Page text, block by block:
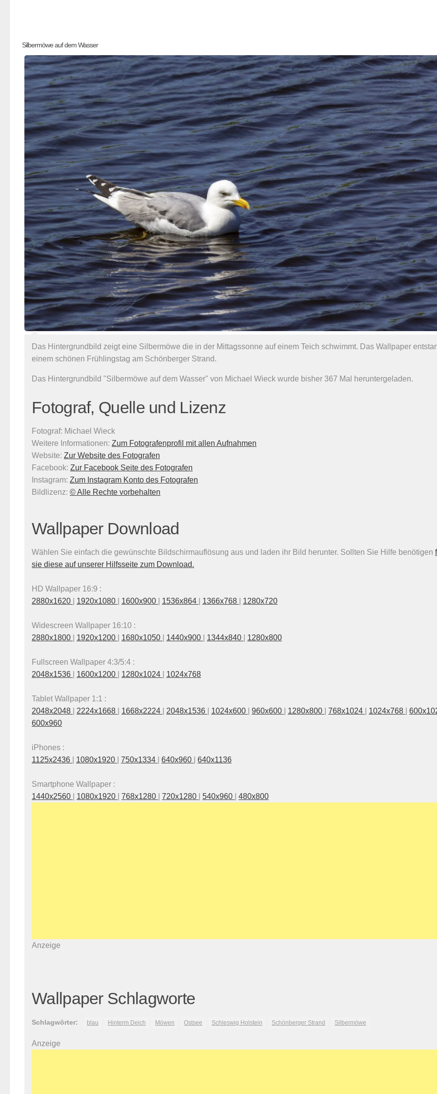
Silbermöwe auf dem Wasser
Das Hintergrundbild zeigt eine Silbermöwe die in der Mittagssonne auf einem Teich schwimmt. Das Wallpaper
einem schönen Frühlingstag am Schönberger Strand.
Das Hintergrundbild "Silbermöwe auf dem Wasser" von Michael Wieck wurde bisher 367 Mal heruntergeladen.
Fotograf, Quelle und Lizenz
Fotograf: Michael Wieck
Weitere Informationen: Zum Fotografenprofil mit allen Aufnahmen
Website: Zur Website des Fotografen
Facebook: Zur Facebook Seite des Fotografen
Instagram: Zum Instagram Konto des Fotografen
Bildlizenz: © Alle Rechte vorbehalten
Wallpaper Download
Wählen Sie einfach die gewünschte Bildschirmauflösung aus und laden ihr Bild herunter. Sollten Sie Hilfe benötigen
sie diese auf unserer Hilfsseite zum Download.
HD Wallpaper 16:9 :
2880x1620
1920x1080 1600x900 1536x864 1366x768 1280x720
Widescreen Wallpaper 16:10 :
2880x1800
1920x1200 1680x1050 1440x900 1344x840 1280x800
Fullscreen Wallpaper 4:3/5:4 :
2048x1536
1600x1200 1280x1024 1024x768
Tablet Wallpaper 1:1 :
2048x2048
2224x1668 1668x2224 2048x1536 1024x600 960x600 1280x800 768x1024 1024x768
600x960
iPhones :
1125x2436
1080x1920 750x1334 640x960 640x1136
Smartphone Wallpaper :
1440x2560
1080x1920 768x1280 720x1280 540x960 480x800
Anzeige
Wallpaper Schlagworte
Schlagwörter: blau Hinterm Deich Möwen Ostsee Schleswig Holstein Schönberger Strand Silbermöwe
Anzeige